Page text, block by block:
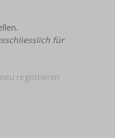
für
registrieren